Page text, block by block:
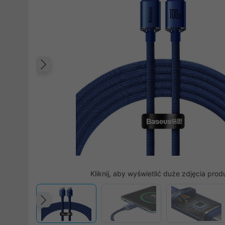
Poprzedni
Kliknij, aby wyświetlić duże zdjęcia
Poprzedni